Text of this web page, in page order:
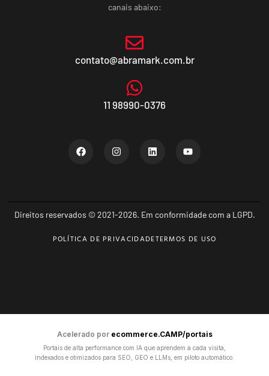
canais abaixo:
contato@abramark.com.br
11 98990-0376
Direitos reservados © 2021-2026. Em conformidade com a LGPD.
POLÍTICA DE PRIVACIDADETERMOS DE USO
Acelerado por ecommerce.CAMP/portais
Portais de alta performance com IA que aprendem a cada visita,
indexados e otimizados para SEO, GEO e LLMs, em piloto automático.